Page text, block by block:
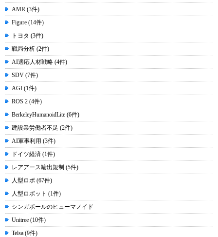
AMR (3件)
Figure (14件)
トヨタ (3件)
戦局分析 (2件)
AI適応人材戦略 (4件)
SDV (7件)
AGI (1件)
ROS 2 (4件)
BerkeleyHumanoidLite (6件)
建設業労働者不足 (2件)
AI軍事利用 (3件)
ドイツ経済 (1件)
レアアース輸出規制 (5件)
人型ロボ (67件)
人型ロボット (1件)
シンガポールのヒューマノイド
Unitree (10件)
Telsa (9件)